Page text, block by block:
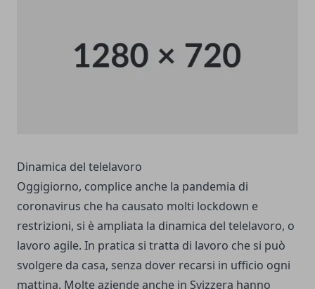
Dinamica del telelavoro
Oggigiorno, complice anche la pandemia di
coronavirus che ha causato molti lockdown e
restrizioni, si è ampliata la dinamica del telelavoro, o
lavoro agile. In pratica si tratta di lavoro che si può
svolgere da casa, senza dover recarsi in ufficio ogni
mattina. Molte aziende anche in Svizzera hanno